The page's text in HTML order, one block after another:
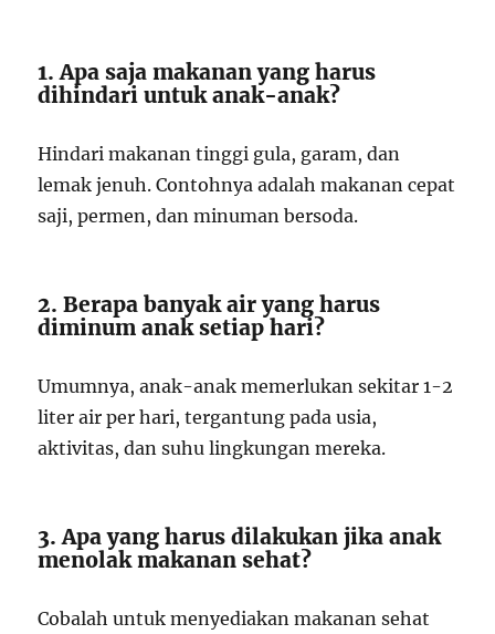
1. Apa saja makanan yang harus
dihindari untuk anak-anak?
Hindari makanan tinggi gula, garam, dan
lemak jenuh. Contohnya adalah makanan cepat
saji, permen, dan minuman bersoda.
2. Berapa banyak air yang harus
diminum anak setiap hari?
Umumnya, anak-anak memerlukan sekitar 1-2
liter air per hari, tergantung pada usia,
aktivitas, dan suhu lingkungan mereka.
3. Apa yang harus dilakukan jika anak
menolak makanan sehat?
Cobalah untuk menyediakan makanan sehat